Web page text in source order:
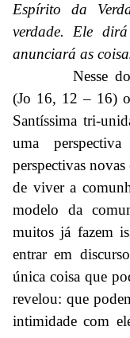
Espírito da
verdade. Ele
anunciará as
Nesse
(Jo 16, 12 – 16)
Santíssima tri-
uma
perspectivas
de viver a
modelo da
muitos já fazem
entrar em
única coisa que
revelou: que
intimidade com